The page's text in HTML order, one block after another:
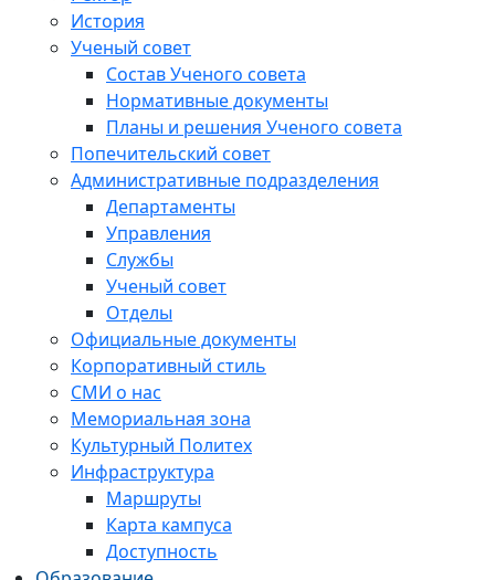
История
Ученый совет
Состав Ученого совета
Нормативные документы
Планы и решения Ученого совета
Попечительский совет
Административные подразделения
Департаменты
Управления
Службы
Ученый совет
Отделы
Официальные документы
Корпоративный стиль
СМИ о нас
Мемориальная зона
Культурный Политех
Инфраструктура
Маршруты
Карта кампуса
Доступность